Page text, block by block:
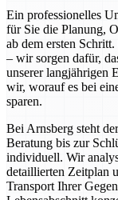
Ein professionelles
für Sie die Planung,
ab dem ersten
– wir sorgen dafür,
unserer langjährigen
wir, worauf es bei
sparen.
Bei Arnsberg steht
Beratung bis zur
individuell. Wir
detaillierten Zeitplan
Transport Ihrer